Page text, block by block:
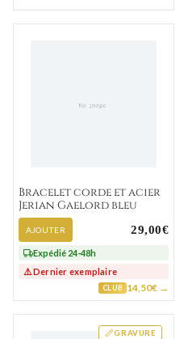
Bracelet corde et acier
Jerian Gaelord bleu
AJOUTER 29,00€
Expédié 24-48h
⚠️ Dernier exemplaire
CLUB 14,50€ →
GRAVURE